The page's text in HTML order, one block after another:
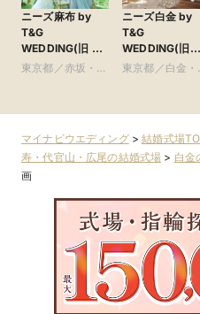
ニーズ麻布 by
T&G
WEDDING(旧 麻
布迎賓館)
東京都／赤坂・六
ニーズ白金 by
T&G
WEDDING(旧
アーフェリーク
東京都／白金・
マイナビウエディング>結婚式場
寿・代官山・広尾の結婚式場 > 白金
画